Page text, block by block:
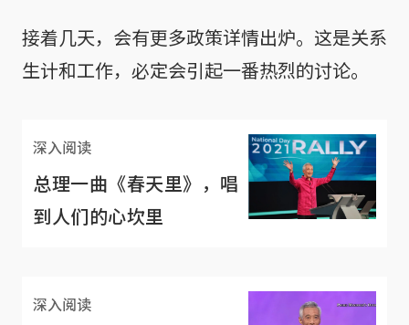
接着几天，会有更多政策详情出炉。这是关系
生计和工作，必定会引起一番热烈的讨论。
深入阅读
总理一曲《春天里》，唱
到人们的心坎里
深入阅读